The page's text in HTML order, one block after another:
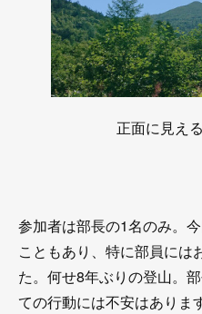
正面に見え
参加者は部長の1名のみ。
こともあり、特に部員には
た。何せ8年ぶりの登山。
ての行動には不安はありま